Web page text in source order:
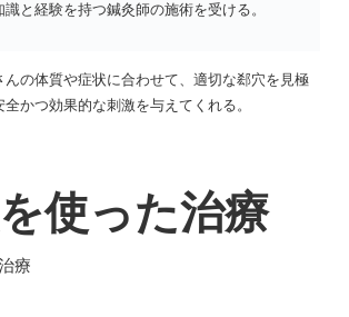
識と経験を持つ鍼灸師の施術を受ける。
んの体質や症状に合わせて、適切な郄穴を見極
全かつ効果的な刺激を与えてくれる。
使った治療